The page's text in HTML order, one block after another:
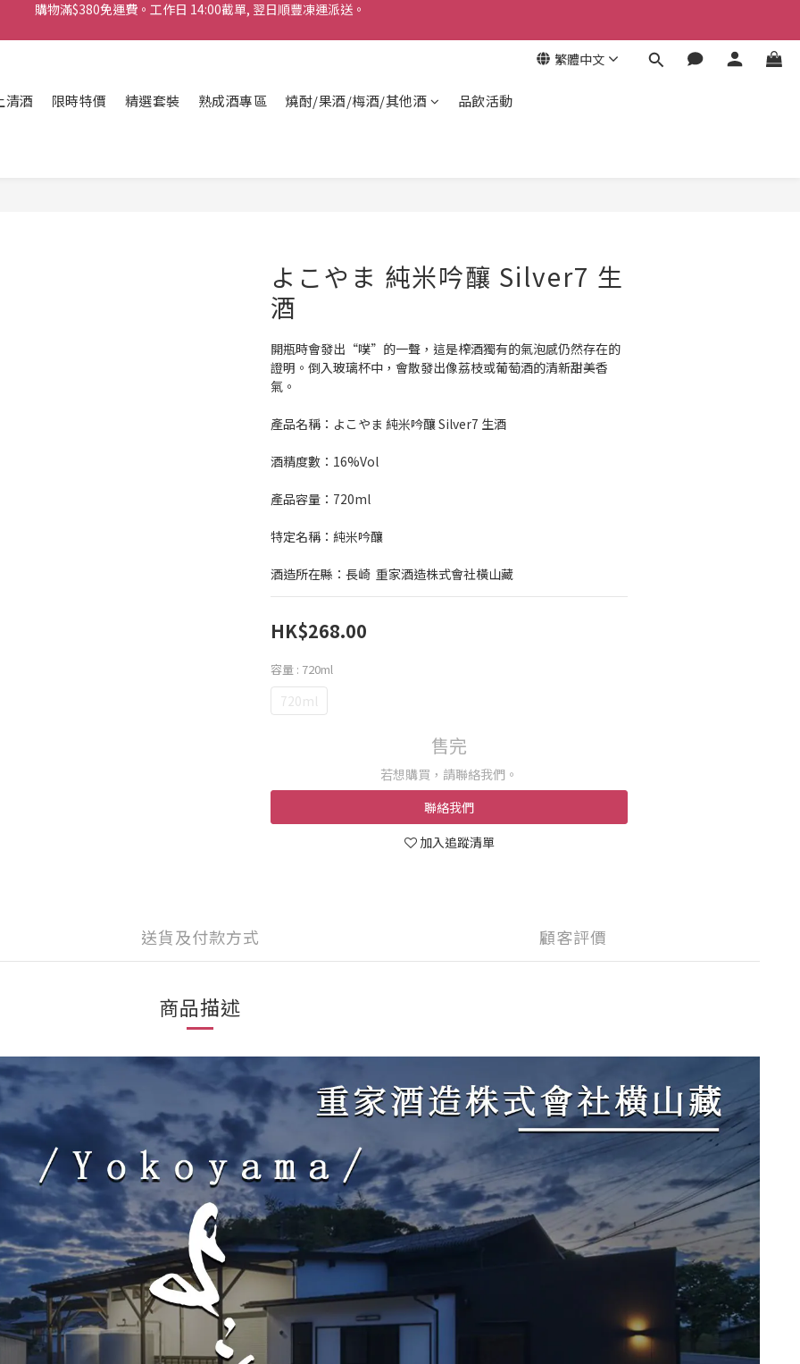
購物滿$380免運費。工作日 14:00截單, 翌日順豐凍運派送。
「720ml 清酒自由配 (Mix & Match)」$698 任選 4 支
購物滿$380免運費。工作日 14:00截單, 翌日順豐凍運派送。
繁體中文
清酒 限時特價 精選套裝 熟成酒專區 燒酎/果酒/梅酒/其他酒 品飲活動
よこやま 純米吟釀 Silver7 生
酒
開瓶時會發出“噗”的一聲，這是榨酒獨有的氣泡感仍然存在的
證明。倒入玻璃杯中，會散發出像荔枝或葡萄酒的清新甜美香
氣。
產品名稱：よこやま 純米吟釀 Silver7 生酒
酒精度數：16%Vol
產品容量：720ml
特定名稱：純米吟釀
酒造所在縣：長崎  重家酒造株式會社橫山藏
HK$268.00
容量 : 720ml
720ml
售完
若想購買，請聯絡我們。
聯絡我們
加入追蹤清單
送貨及付款方式 顧客評價
商品描述